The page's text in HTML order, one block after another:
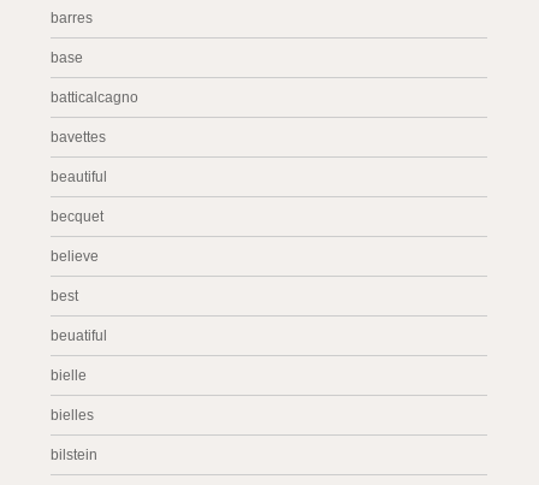
barres
base
batticalcagno
bavettes
beautiful
becquet
believe
best
beuatiful
bielle
bielles
bilstein